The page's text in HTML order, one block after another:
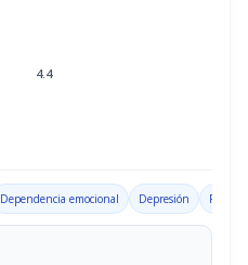
4.4
Dependencia emocional Depresión